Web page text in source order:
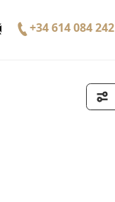
+34 614 084 242